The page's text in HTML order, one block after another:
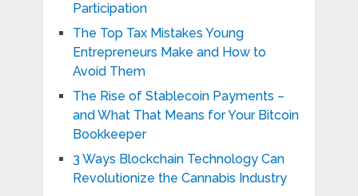
Participation
The Top Tax Mistakes Young
Entrepreneurs Make and How to
Avoid Them
The Rise of Stablecoin Payments –
and What That Means for Your Bitcoin
Bookkeeper
3 Ways Blockchain Technology Can
Revolutionize the Cannabis Industry